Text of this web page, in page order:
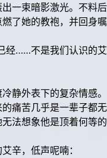
一束暗影激光。不料后
了她的教袍，并回身嘱
经……不是我们认识的艾
静外表下的复杂情感。
痛苦几乎是一辈子都无
法想象他是顶着何等的
辛，低声呢喃：